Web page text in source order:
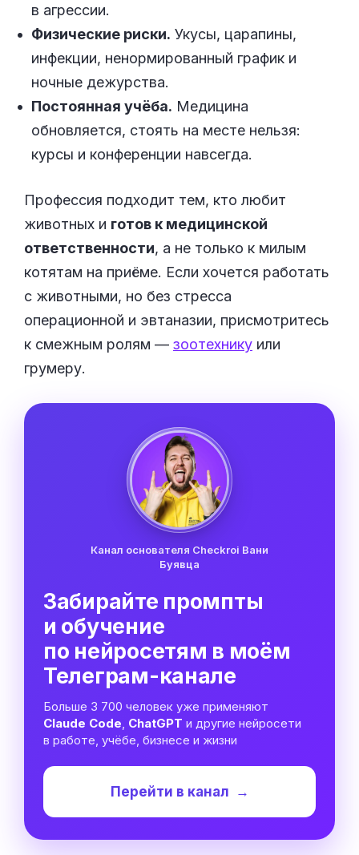
в агрессии.
Физические риски. Укусы, царапины,
инфекции, ненормированный график и
ночные дежурства.
Постоянная учёба. Медицина
обновляется, стоять на месте нельзя:
курсы и конференции навсегда.
Профессия подходит тем, кто любит
животных и готов к медицинской
ответственности, а не только к милым
котятам на приёме. Если хочется работать
с животными, но без стресса
операционной и эвтаназии, присмотритесь
к смежным ролям — зоотехнику или
грумеру.
Канал основателя Checkroi Вани
Буявца
Забирайте промпты
и обучение
по нейросетям в моём
Телеграм-канале
Больше 3 700 человек уже применяют
Claude Code ChatGPT и другие нейросети
в работе, учёбе, бизнесе и жизни
Перейти в канал →